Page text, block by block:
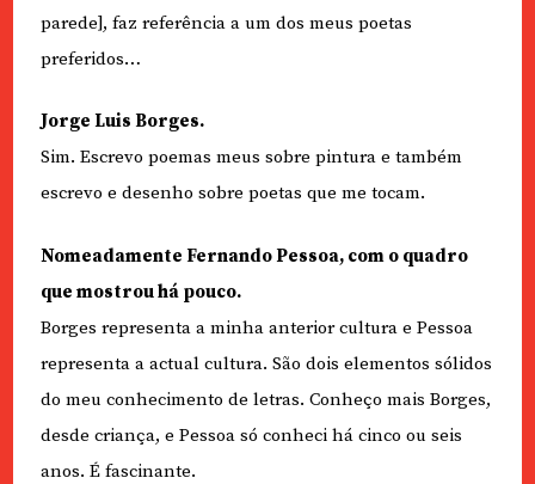
parede], faz referência a um dos meus poetas
preferidos…
Jorge Luis Borges.
Sim. Escrevo poemas meus sobre pintura e também
escrevo e desenho sobre poetas que me tocam.
Nomeadamente Fernando Pessoa, com o quadro
que mostrou há pouco.
Borges representa a minha anterior cultura e Pessoa
representa a actual cultura. São dois elementos sólidos
do meu conhecimento de letras. Conheço mais Borges,
desde criança, e Pessoa só conheci há cinco ou seis
anos. É fascinante.